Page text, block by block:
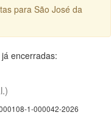
para São José da
encerradas:
1-000042-2026